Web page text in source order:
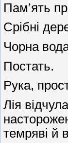
Пам’ять
Срібні
Чорна
Постать.
Рука,
Лія
темряві й